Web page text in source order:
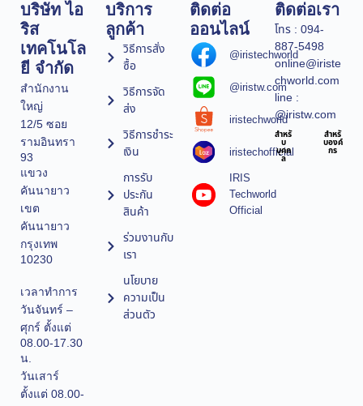
บริษัท ไอ
ริส
เทคโนโล
ยี จำกัด
สำนักงาน
ใหญ่
12/5 ซอย
รามอินทรา
93
แขวง
คันนายาว
เขต
คันนายาว
กรุงเทพ
10230
เวลาทำการ
วันจันทร์ –
ศุกร์ ตั้งแต่
08.00-17.30
น.
วันเสาร์
ตั้งแต่ 08.00-
บริการ
ลูกค้า
วิธีการสั่ง
ซื้อ
วิธีการจัด
ส่ง
วิธีการชำระ
เงิน
การรับ
ประกัน
สินค้า
ร่วมงานกับ
เรา
นโยบาย
ความเป็น
ส่วนตัว
ติดต่อ
ออนไลน์
@iristechworld
@iristw.com
iristechworld
iristechofficial
IRIS
Techworld
Official
ติดต่อเรา
โทร : 094-
887-5498
online@iriste
chworld.com
line :
@iristw.com
สำหรั
บ
บุคค
ล
สำหรั
บองค์
กร